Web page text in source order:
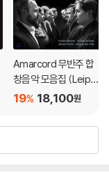
Amarcord 무반주 합
창음악 모음집 (Leipzi
ger Disputation)
18,100원
19%